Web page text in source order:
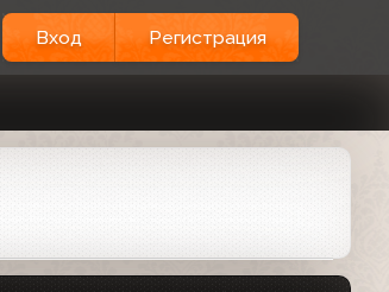
Вход Регистрация
Анонс программы "Кино в деталях"
(СТС, 27.12.2006) Спонсор проекта –
Анонс фильма "Как стать принцессой"
Анонсы (СТС, 30.12.2006) "Мульт-